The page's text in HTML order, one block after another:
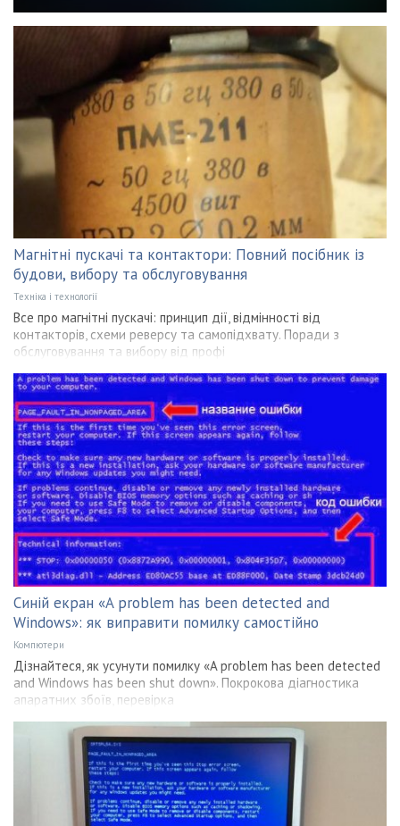
Магнітні пускачі та контактори: Повний посібник із
будови, вибору та обслуговування
Техніка і технології
Все про магнітні пускачі: принцип дії, відмінності від
контакторів, схеми реверсу та самопідхвату. Поради з
обслуговування та вибору від профі
Синій екран «A problem has been detected and
Windows»: як виправити помилку самостійно
Компютери
Дізнайтеся, як усунути помилку «A problem has been detected
and Windows has been shut down». Покрокова діагностика
апаратних збоїв, перевірка